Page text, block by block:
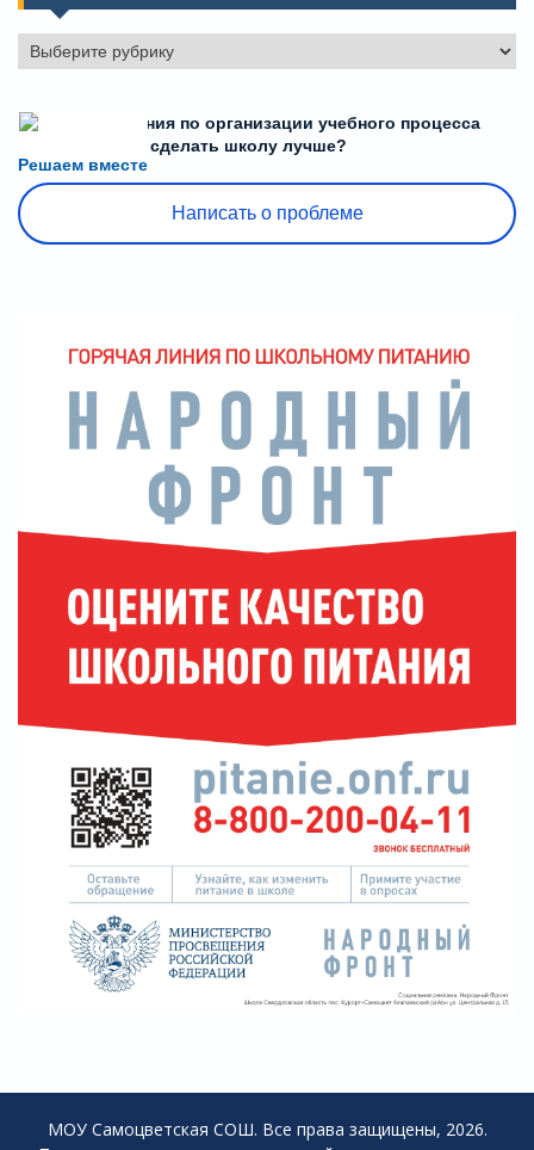
Рубрики
Решаем вместе
Есть предложения по организации учебного процесса
или знаете, как сделать школу лучше?
Написать о проблеме
МОУ Самоцветская СОШ. Все права защищены, 2026.